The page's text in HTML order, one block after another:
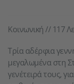
Κοινωνική // 117
Τρία αδέρφια
μεγαλωμένα στη
γενέτειρά τους,